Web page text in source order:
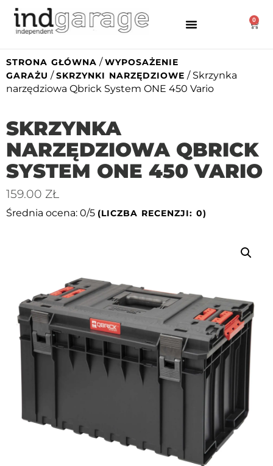
0
STRONA GŁÓWNA /WYPOSAŻENIE
GARAŻU /SKRZYNKI NARZĘDZIOWE / Skrzynka
narzędziowa Qbrick System ONE 450 Vario
SKRZYNKA
NARZĘDZIOWA QBRICK
SYSTEM ONE 450 VARIO
159.00 ZŁ
Średnia ocena: 0/5 (LICZBA RECENZJI: 0)